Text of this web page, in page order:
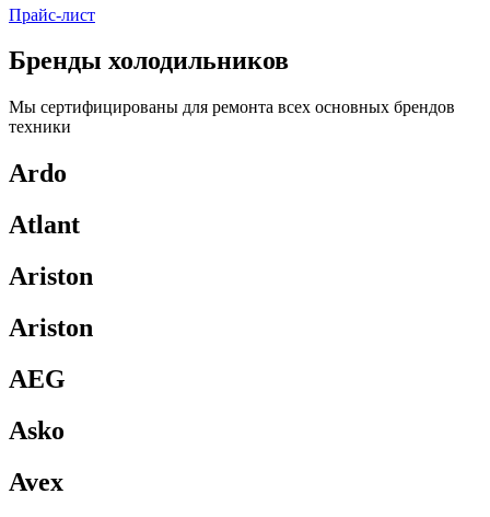
Прайс-лист
Бренды холодильников
Мы сертифицированы для ремонта всех основных брендов
техники
Ardo
Atlant
Ariston
Ariston
AEG
Asko
Avex